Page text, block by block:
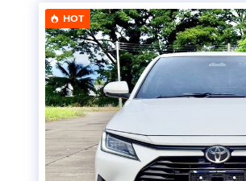
-กุญแจรีโมท คีเร็ท 2 ชุด จากโรงงา
-ถุงลม นิรภัย 2 ลูก
-ระบบเบรค ABS
-ปุ่มกดสตาร์ท
!!! ฟรีดาวน์ !! ทั้งลูกค้าที่มีประวัติกา
ฝจัดได้ 7ปี 84งวด ผ่อนงวดละประม
สนใจสอบถามรายละเอียดได้ที่
HOT